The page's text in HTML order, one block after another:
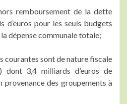
remboursement de la dette
d’euros pour les seuls budgets
dépense communale totale;
sont de nature fiscale
dont 3,4 milliards d’euros de
provenance des groupements à